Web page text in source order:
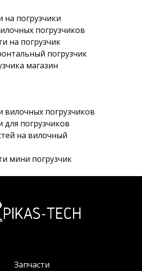
на погрузчики
погрузчиков
на погрузчик
погрузчик
магазин
вилочных погрузчиков
для погрузчиков
на вилочный
мини погрузчик
Запчасти